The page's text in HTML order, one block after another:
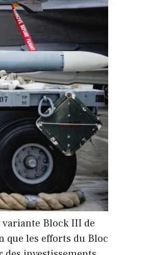
variante Block III de
que les efforts du Bloc